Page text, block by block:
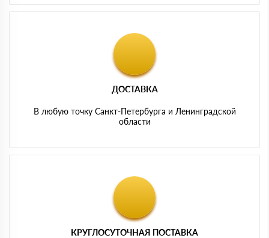
ДОСТАВКА
В любую точку Санкт-Петербурга и Ленинградской
области
КРУГЛОСУТОЧНАЯ ПОСТАВКА